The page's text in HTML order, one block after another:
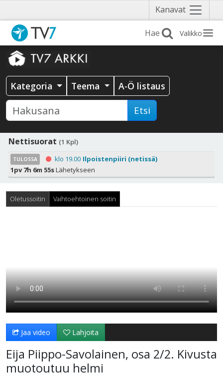
Kanavat Näytä
valikko
Valikko
Kategoria Teema A-Ö listaus
Etsi
Nettisuorat (1 Kpl)
TULOSSA klo 19.00 Ilpoistenpiiri (netissä)
1pv 7h 6m 53sLähetykseen
Oletussoitin Vaihtoehtoinen soitin
Jaa video Lahjoita
Eija Piippo-Savolainen, osa 2/2. Kivusta
muotoutuu helmi